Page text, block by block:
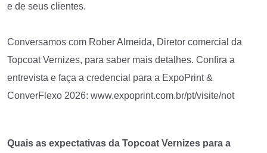
e de seus clientes.
Conversamos com Rober Almeida, Diretor comercial da
Topcoat Vernizes, para saber mais detalhes. Confira a
entrevista e faça a credencial para a ExpoPrint &
ConverFlexo 2026: www.expoprint.com.br/pt/visite/not
Quais as expectativas da Topcoat Vernizes para a